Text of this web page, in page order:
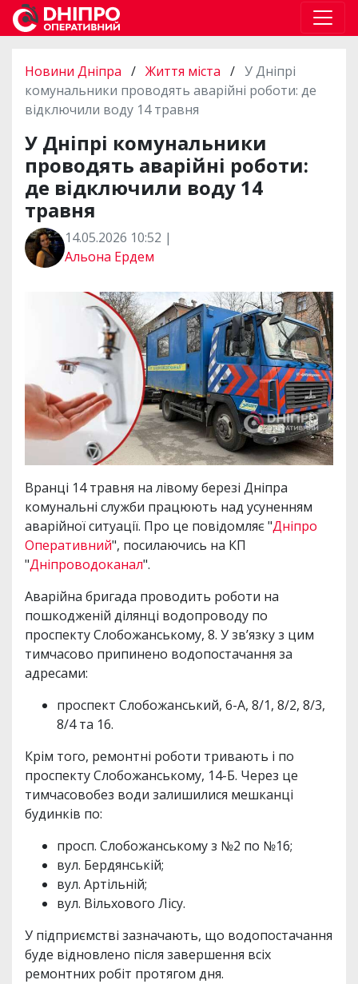
Новини Дніпра / Життя міста / У Дніпрі
комунальники проводять аварійні роботи: де
відключили воду 14 травня
У Дніпрі комунальники
проводять аварійні роботи:
де відключили воду 14
травня
14.05.2026 10:52 |
Альона Ердем
Вранці 14 травня на лівому березі Дніпра
комунальні служби працюють над усуненням
аварійної ситуації. Про це повідомляє "Дніпро
Оперативний", посилаючись на КП
"Дніпроводоканал".
Аварійна бригада проводить роботи на
пошкодженій ділянці водопроводу по
проспекту Слобожанському, 8. У зв’язку з цим
тимчасово припинено водопостачання за
адресами:
проспект Слобожанський, 6-А, 8/1, 8/2, 8/3,
8/4 та 16.
Крім того, ремонтні роботи тривають і по
проспекту Слобожанському, 14-Б. Через це
тимчасовобез води залишилися мешканці
будинків по:
просп. Слобожанському з №2 по №16;
вул. Бердянській;
вул. Артільній;
вул. Вільхового Лісу.
У підприємстві зазначають, що водопостачання
буде відновлено після завершення всіх
ремонтних робіт протягом дня.